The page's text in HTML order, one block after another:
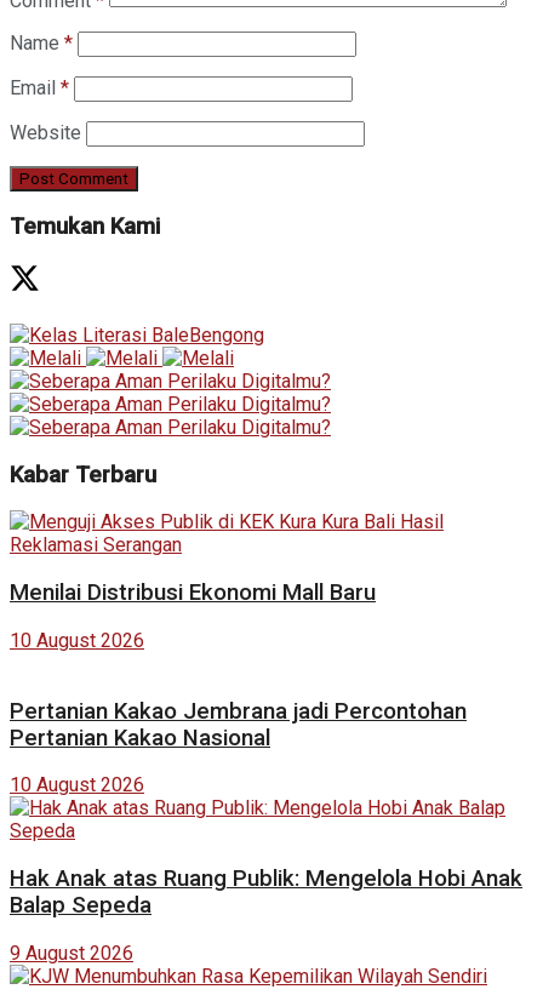
Name *
Email *
Website
Temukan Kami
Kabar Terbaru
Menilai Distribusi Ekonomi Mall Baru
10 August 2026
Pertanian Kakao Jembrana jadi Percontohan
Pertanian Kakao Nasional
10 August 2026
Hak Anak atas Ruang Publik: Mengelola Hobi Anak
Balap Sepeda
9 August 2026